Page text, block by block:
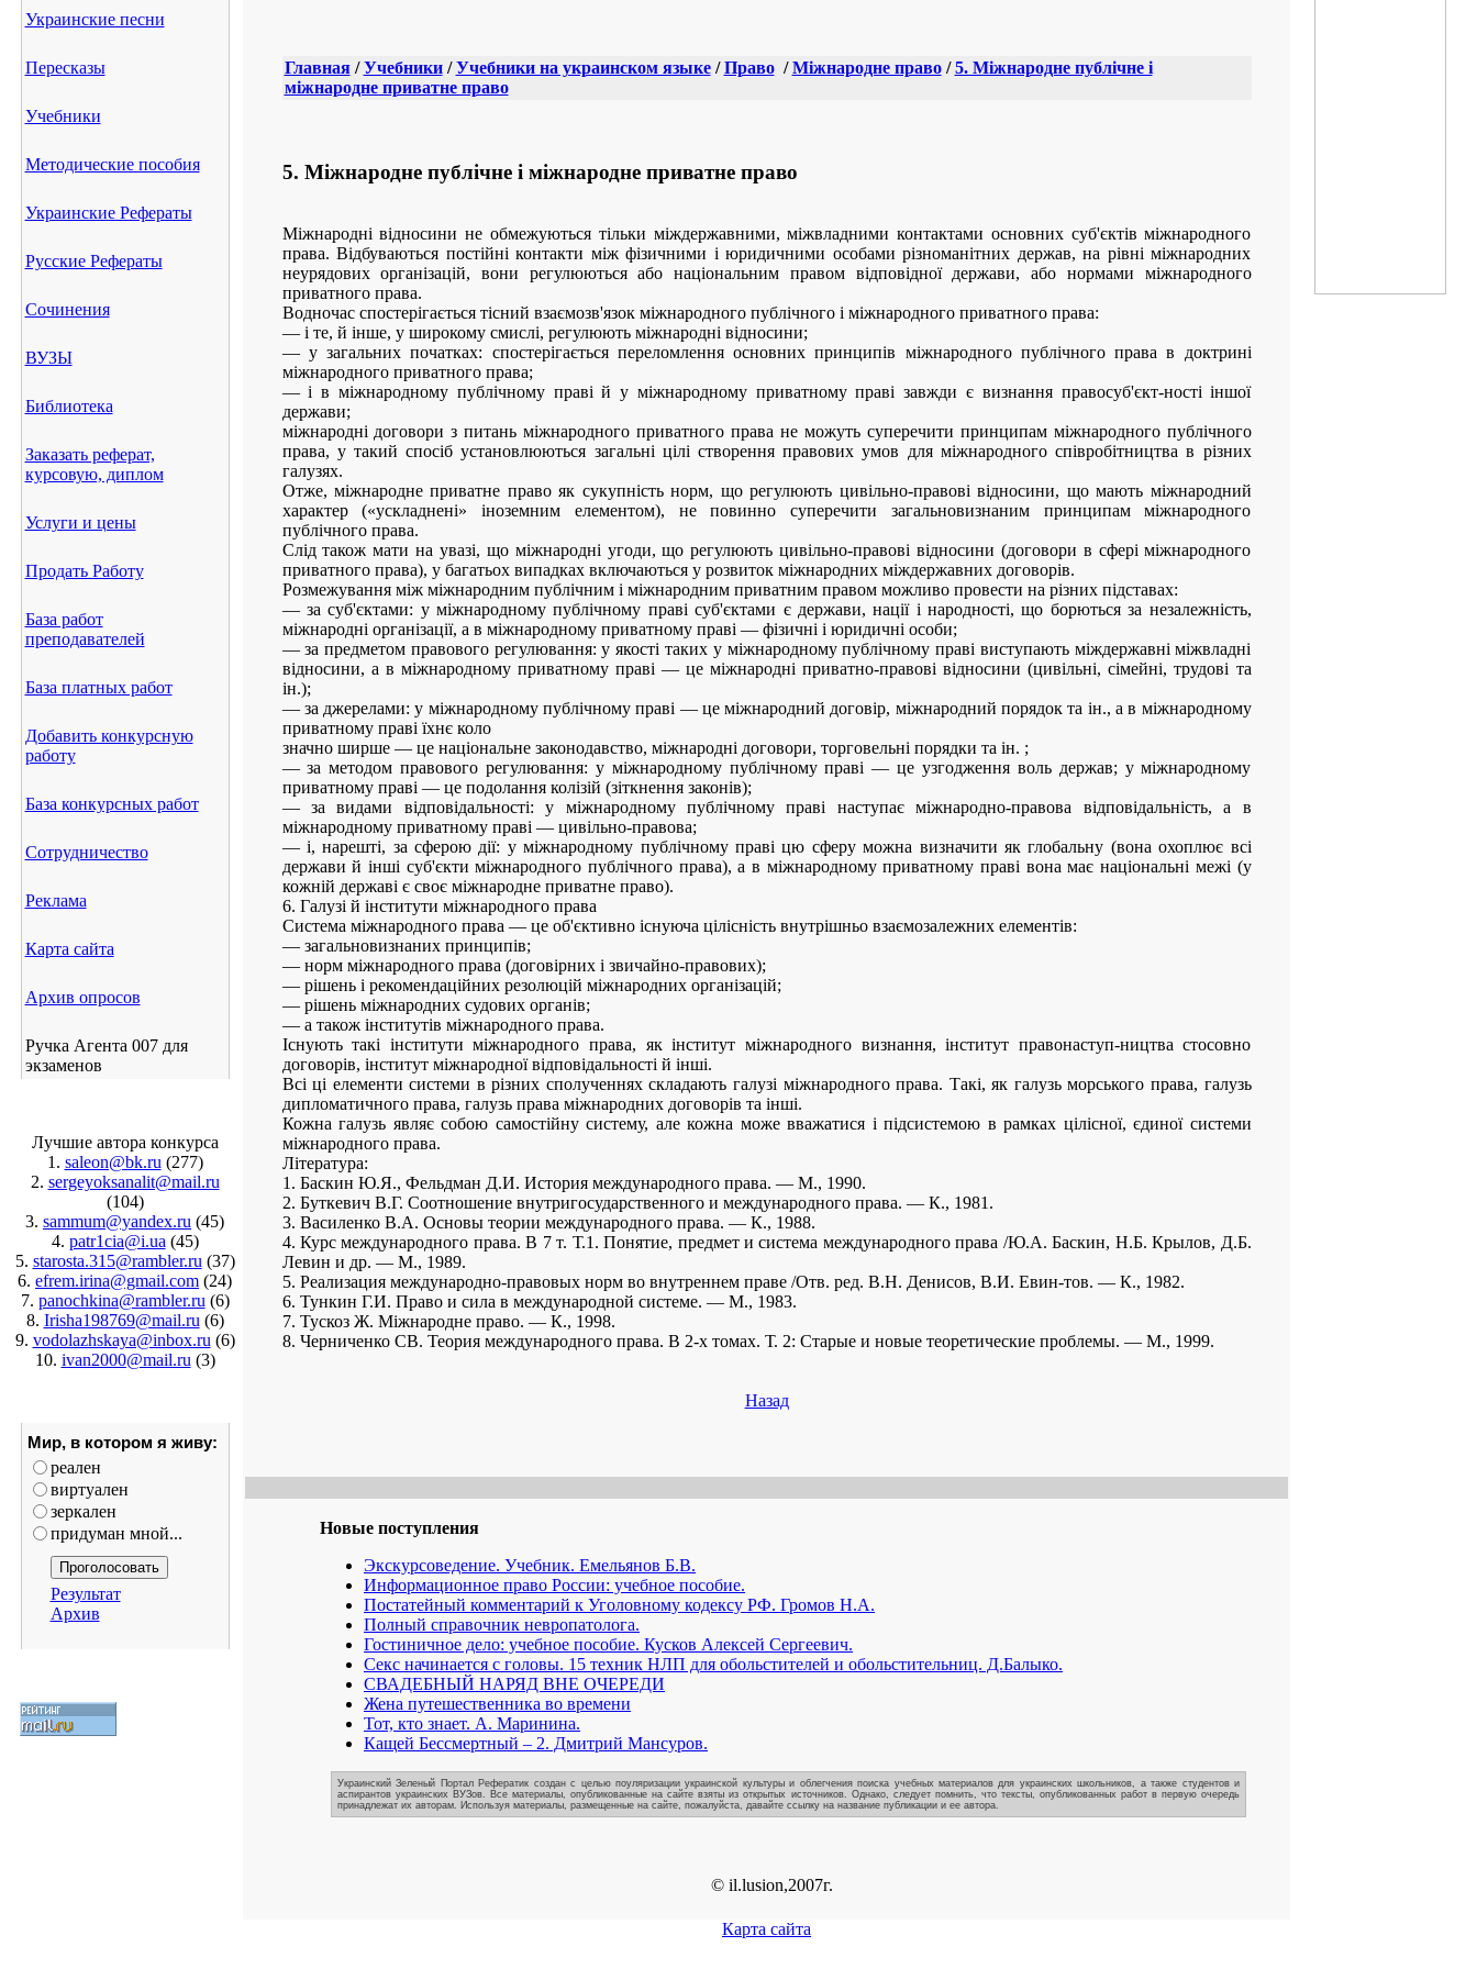
Украинские песни
Пересказы
Учебники
Методические пособия
Украинские Рефераты
Русские Рефераты
Сочинения
ВУЗЫ
Библиотека
Заказать реферат,
курсовую, диплом
Услуги и цены
Продать Работу
База работ
преподавателей
База платных работ
Добавить конкурсную
работу
База конкурсных работ
Сотрудничество
Реклама
Карта сайта
Архив опросов
Ручка Агента 007 для
экзаменов
Лучшие автора конкурса
1. saleon@bk.ru (277)
2. sergeyoksanalit@mail.ru
(104)
3. sammum@yandex.ru (45)
4. patr1cia@i.ua (45)
5. starosta.315@rambler.ru (37)
6. efrem.irina@gmail.com (24)
7. panochkina@rambler.ru (6)
8. Irisha198769@mail.ru (6)
9. vodolazhskaya@inbox.ru (6)
10. ivan2000@mail.ru (3)
Мир, в котором я живу:
реален
виртуален
зеркален
придуман мной...
Результат
Архив
Главная/Учебники/Учебники на украинском языке/Право /Міжнародне право/5. Міжнародне публічне і
міжнародне приватне право
5. Міжнародне публічне і міжнародне приватне право
Міжнародні відносини не обмежуються тільки міждержавними, міжвладними контактами основних суб'єктів міжнародного
права. Відбуваються постійні контакти між фізичними і юридичними особами різноманітних держав, на рівні міжнародних
неурядових організацій, вони регулюються або національним правом відповідної держави, або нормами міжнародного
приватного права.
Водночас спостерігається тісний взаємозв'язок міжнародного публічного і міжнародного приватного права:
— і те, й інше, у широкому смислі, регулюють міжнародні відносини;
— у загальних початках: спостерігається переломлення основних принципів міжнародного публічного права в доктрині
міжнародного приватного права;
— і в міжнародному публічному праві й у міжнародному приватному праві завжди є визнання правосуб'єкт-ності іншої
держави;
міжнародні договори з питань міжнародного приватного права не можуть суперечити принципам міжнародного публічного
права, у такий спосіб установлюються загальні цілі створення правових умов для міжнародного співробітництва в різних
галузях.
Отже, міжнародне приватне право як сукупність норм, що регулюють цивільно-правові відносини, що мають міжнародний
характер («ускладнені» іноземним елементом), не повинно суперечити загальновизнаним принципам міжнародного
публічного права.
Слід також мати на увазі, що міжнародні угоди, що регулюють цивільно-правові відносини (договори в сфері міжнародного
приватного права), у багатьох випадках включаються у розвиток міжнародних міждержавних договорів.
Розмежування між міжнародним публічним і міжнародним приватним правом можливо провести на різних підставах:
— за суб'єктами: у міжнародному публічному праві суб'єктами є держави, нації і народності, що борються за незалежність,
міжнародні організації, а в міжнародному приватному праві — фізичні і юридичні особи;
— за предметом правового регулювання: у якості таких у міжнародному публічному праві виступають міждержавні міжвладні
відносини, а в міжнародному приватному праві — це міжнародні приватно-правові відносини (цивільні, сімейні, трудові та
ін.);
— за джерелами: у міжнародному публічному праві — це міжнародний договір, міжнародний порядок та ін., а в міжнародному
приватному праві їхнє коло
значно ширше — це національне законодавство, міжнародні договори, торговельні порядки та ін. ;
— за методом правового регулювання: у міжнародному публічному праві — це узгодження воль держав; у міжнародному
приватному праві — це подолання колізій (зіткнення законів);
— за видами відповідальності: у міжнародному публічному праві наступає міжнародно-правова відповідальність, а в
міжнародному приватному праві — цивільно-правова;
— і, нарешті, за сферою дії: у міжнародному публічному праві цю сферу можна визначити як глобальну (вона охоплює всі
держави й інші суб'єкти міжнародного публічного права), а в міжнародному приватному праві вона має національні межі (у
кожній державі є своє міжнародне приватне право).
6. Галузі й інститути міжнародного права
Система міжнародного права — це об'єктивно існуюча цілісність внутрішньо взаємозалежних елементів:
— загальновизнаних принципів;
— норм міжнародного права (договірних і звичайно-правових);
— рішень і рекомендаційних резолюцій міжнародних організацій;
— рішень міжнародних судових органів;
— а також інститутів міжнародного права.
Існують такі інститути міжнародного права, як інститут міжнародного визнання, інститут правонаступ-ництва стосовно
договорів, інститут міжнародної відповідальності й інші.
Всі ці елементи системи в різних сполученнях складають галузі міжнародного права. Такі, як галузь морського права, галузь
дипломатичного права, галузь права міжнародних договорів та інші.
Кожна галузь являє собою самостійну систему, але кожна може вважатися і підсистемою в рамках цілісної, єдиної системи
міжнародного права.
Література:
1. Баскин Ю.Я., Фельдман Д.И. История международного права. — М., 1990.
2. Буткевич В.Г. Соотношение внутригосударственного и международного права. — К., 1981.
3. Василенко В.А. Основы теории международного права. — К., 1988.
4. Курс международного права. В 7 т. Т.1. Понятие, предмет и система международного права /Ю.А. Баскин, Н.Б. Крылов, Д.Б.
Левин и др. — М., 1989.
5. Реализация международно-правовых норм во внутреннем праве /Отв. ред. В.Н. Денисов, В.И. Евин-тов. — К., 1982.
6. Тункин Г.И. Право и сила в международной системе. — М., 1983.
7. Тускоз Ж. Міжнародне право. — К., 1998.
8. Черниченко СВ. Теория международного права. В 2-х томах. Т. 2: Старые и новые теоретические проблемы. — М., 1999.
Назад
Новые поступления
Экскурсоведение. Учебник. Емельянов Б.В.
Информационное право России: учебное пособие.
Постатейный комментарий к Уголовному кодексу РФ. Громов Н.А.
Полный справочник невропатолога.
Гостиничное дело: учебное пособие. Кусков Алексей Сергеевич.
Секс начинается с головы. 15 техник НЛП для обольстителей и обольстительниц. Д.Балыко.
СВАДЕБНЫЙ НАРЯД ВНЕ ОЧЕРЕДИ
Жена путешественника во времени
Тот, кто знает. А. Маринина.
Кащей Бессмертный – 2. Дмитрий Мансуров.
Украинский Зеленый Портал Рефератик создан с целью поуляризации украинской культуры и облегчения поиска учебных материалов для украинских школьников, а также студентов и
аспирантов украинских ВУЗов. Все материалы, опубликованные на сайте взяты из открытых источников. Однако, следует помнить, что тексты, опубликованных работ в первую очередь
принадлежат их авторам. Используя материалы, размещенные на сайте, пожалуйста, давайте ссылку на название публикации и ее автора.
© il.lusion,2007г.
Карта сайта